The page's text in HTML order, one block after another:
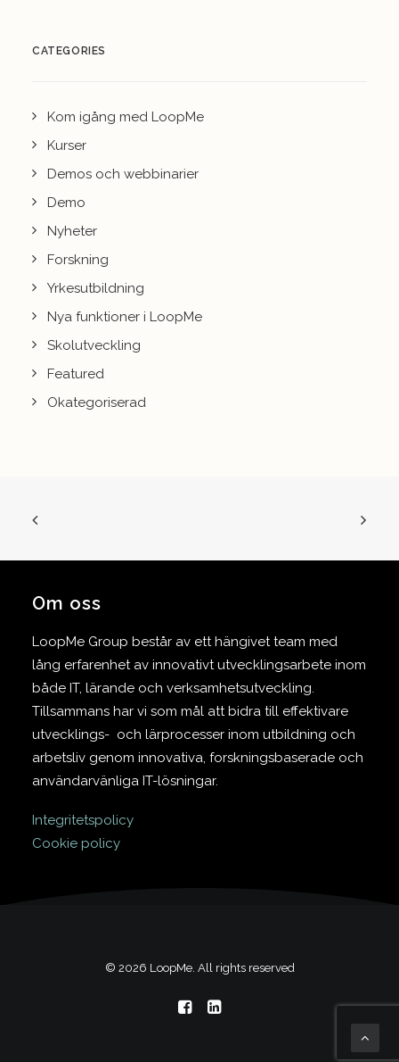
CATEGORIES
Kom igång med LoopMe
Kurser
Demos och webbinarier
Demo
Nyheter
Forskning
Yrkesutbildning
Nya funktioner i LoopMe
Skolutveckling
Featured
Okategoriserad
Om oss
LoopMe Group består av ett hängivet team med
lång erfarenhet av innovativt utvecklingsarbete inom
både IT, lärande och verksamhetsutveckling.
Tillsammans har vi som mål att bidra till effektivare
utvecklings- och lärprocesser inom utbildning och
arbetsliv genom innovativa, forskningsbaserade och
användarvänliga IT-lösningar.
Integritetspolicy
Cookie policy
© 2026 LoopMe. All rights reserved